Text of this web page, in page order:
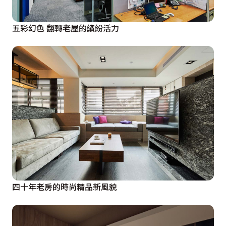
五彩幻色 翻轉老屋的繽紛活力
四十年老房的時尚精品新風貌